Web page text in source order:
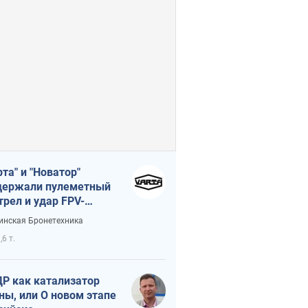
и "Новатор"
пулеметный
и удар FPV-
сохранив жизнь
Бронетехника
т.
как катализатор
или О новом этапе